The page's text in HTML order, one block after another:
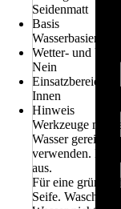
Seidenmatt
Basis
Wasserbasierend
Wetter- und UV-
Nein
Einsatzbereich
Innen
Hinweis
Werkzeuge
Wasser
verwenden. Das
aus.
Für eine
Seife. Waschen